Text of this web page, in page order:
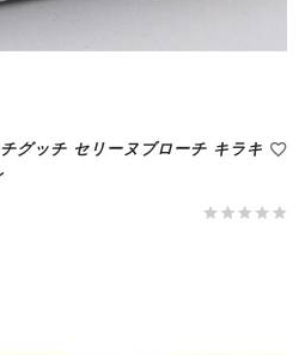
グッチ セリーヌブローチ キラキ